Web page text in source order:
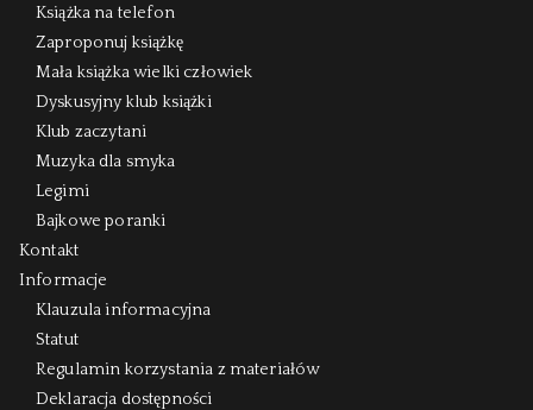
Książka na telefon
Zaproponuj książkę
Mała książka wielki człowiek
Dyskusyjny klub książki
Klub zaczytani
Muzyka dla smyka
Legimi
Bajkowe poranki
Kontakt
Informacje
Klauzula informacyjna
Statut
Regulamin korzystania z materiałów
Deklaracja dostępności